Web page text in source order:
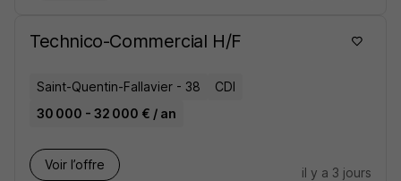
Technico-Commercial H/F
Saint-Quentin-Fallavier - 38
CDI
30 000 - 32 000 € / an
Voir l’offre
il y a 3 jours